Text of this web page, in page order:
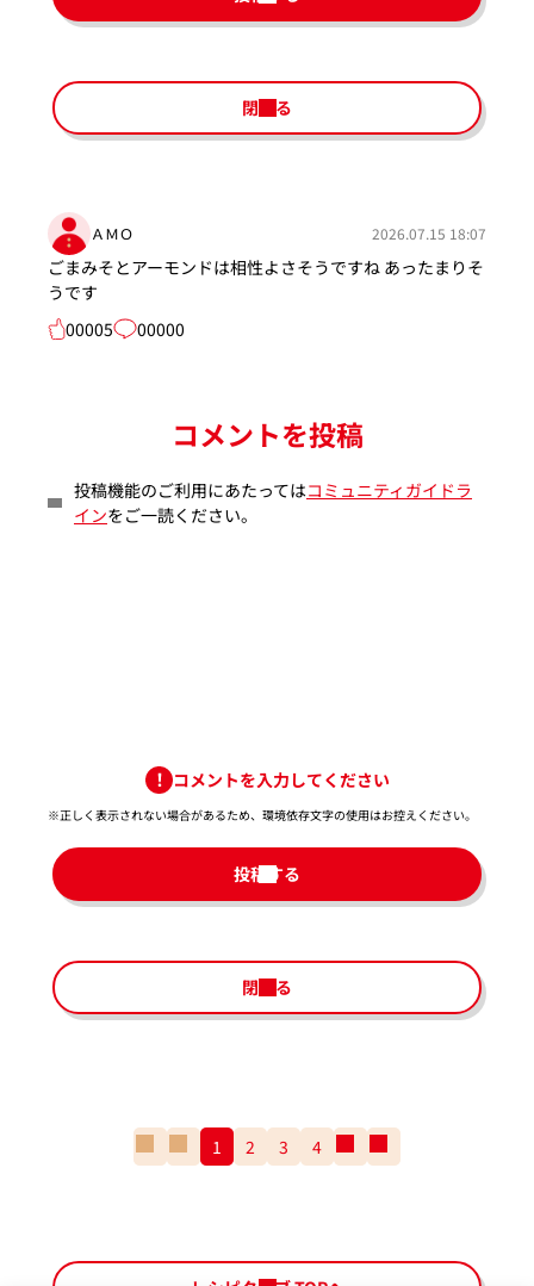
閉じる
ＡＭＯ 2026.07.15 18:07
ごまみそとアーモンドは相性よさそうですね あったまりそ
うです
00005
00000
コメントを投稿
投稿機能のご利用にあたってはコミュニティガイドラ
インをご一読ください。
コメントを入力してください
※正しく表示されない場合があるため、環境依存文字の使用はお控えください。​
投稿する
閉じる
番
ペ
の
1 2 3 4
の
番
ペ